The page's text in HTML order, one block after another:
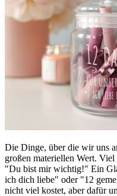
Die Dinge, über die wir uns
großen materiellen Wert.
"Du bist mir wichtig!" Ein
ich dich liebe" oder "12
nicht viel kostet, aber dafür